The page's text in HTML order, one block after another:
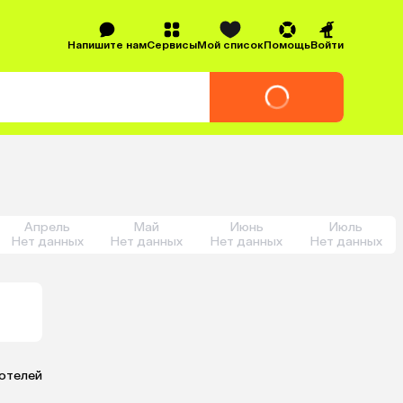
Напишите намСервисыМой списокПомощьВойти
Апрель
Нет данных
Май
Нет данных
Июнь
Нет данных
Июль
Нет данных